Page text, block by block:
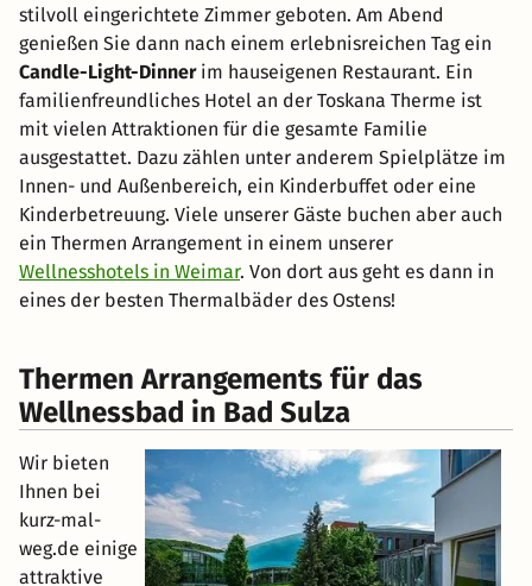
stilvoll eingerichtete Zimmer geboten. Am Abend
genießen Sie dann nach einem erlebnisreichen Tag ein
Candle-Light-Dinnerim hauseigenen Restaurant. Ein
familienfreundliches Hotel an der Toskana Therme ist
mit vielen Attraktionen für die gesamte Familie
ausgestattet. Dazu zählen unter anderem Spielplätze im
Innen- und Außenbereich, ein Kinderbuffet oder eine
Kinderbetreuung. Viele unserer Gäste buchen aber auch
ein Thermen Arrangement in einem unserer
Wellnesshotels in Weimar. Von dort aus geht es dann in
eines der besten Thermalbäder des Ostens!
Thermen Arrangements für das
Wellnessbad in Bad Sulza
Wir bieten
Ihnen bei
kurz-mal-
weg.de einige
attraktive